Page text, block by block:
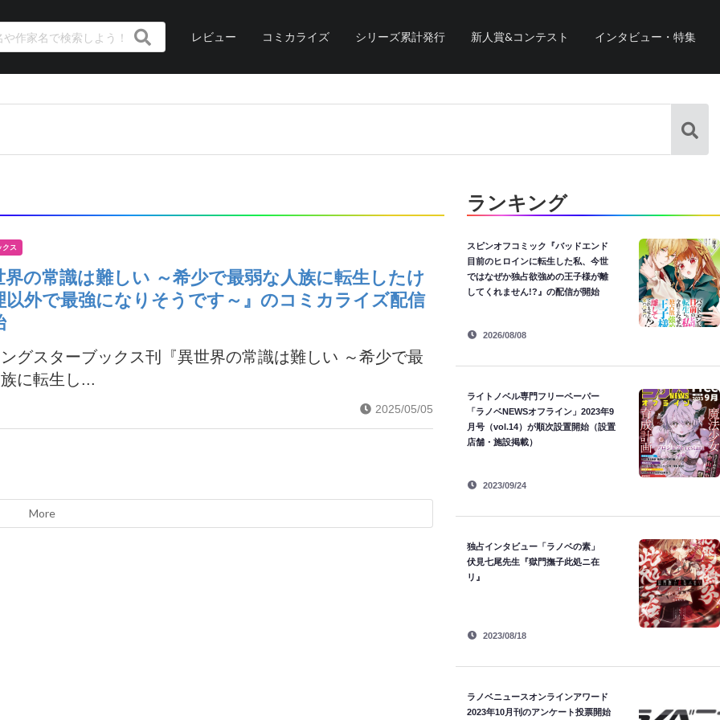
レビュー コミカライズ シリーズ累計発行 新人賞&コンテスト インタビュー・特集
クス
界の常識は難しい ～希少で最弱な人族に転生したけ
以外で最強になりそうです～』のコミカライズ配信
グスターブックス刊『異世界の常識は難しい ～希少で最
に転生し...
2025/05/05
More
ランキング
スピンオフコミック『バッドエンド
目前のヒロインに転生した私、今世
ではなぜか独占欲強めの王子様が離
してくれません!?』の配信が開始
2026/08/08
ライトノベル専門フリーペーパー
「ラノベNEWSオフライン」2023年9
月号（vol.14）が順次設置開始（設置
店舗・施設掲載）
2023/09/24
独占インタビュー「ラノベの素」
伏見七尾先生『獄門撫子此処ニ在
リ』
2023/08/18
ラノベニュースオンラインアワード
2023年10月刊のアンケート投票開始